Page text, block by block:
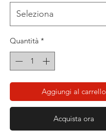
Quantità *
Aggiungi al carrello
Acquista ora